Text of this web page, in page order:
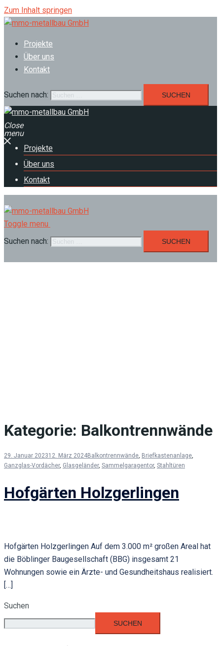
Zum Inhalt springen
Projekte
Über uns
Kontakt
Suchen nach:
Close
menu
Projekte
Über uns
Kontakt
Toggle menu
Suchen nach:
Kategorie: Balkontrennwände
29. Januar 202312. März 2024Balkontrennwände, Briefkastenanlage,
Ganzglas-Vordächer, Glasgeländer, Sammelgaragentor, Stahltüren
Hofgärten Holzgerlingen
Hofgärten Holzgerlingen Auf dem 3.000 m² großen Areal hat
die Böblinger Baugesellschaft (BBG) insgesamt 21
Wohnungen sowie ein Ärzte- und Gesundheitshaus realisiert.
[…]
Suchen
SUCHEN